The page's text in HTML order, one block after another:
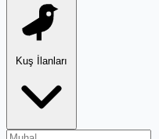
Kuş İlanları